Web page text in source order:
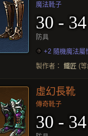
魔法靴子
30 - 34
防具
+2 隨機魔法屬
製作者： 鐵匠 (
虛幻長靴
傳奇靴子
30 - 34